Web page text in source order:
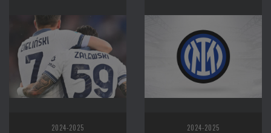
2024-2025 2024-2025